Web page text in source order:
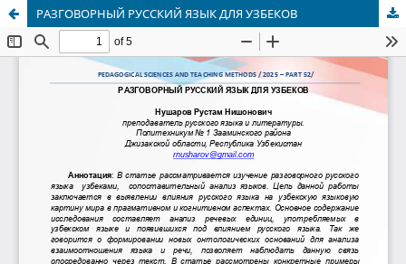
РАЗГОВОРНЫЙ РУССКИЙ ЯЗЫК ДЛЯ УЗБЕКОВ